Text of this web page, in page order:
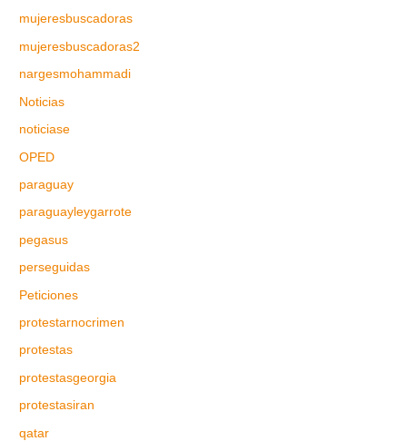
mujeresbuscadoras
mujeresbuscadoras2
nargesmohammadi
Noticias
noticiase
OPED
paraguay
paraguayleygarrote
pegasus
perseguidas
Peticiones
protestarnocrimen
protestas
protestasgeorgia
protestasiran
qatar